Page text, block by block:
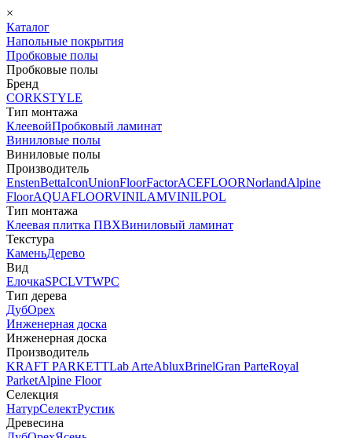
×
Каталог
Напольные покрытия
Пробковые полы
Пробковые полы
Бренд
CORKSTYLE
Тип монтажа
КлеевойПробковый ламинат
Виниловые полы
Виниловые полы
Производитель
EnstenBettaIconUnionFloorFactorACEFLOORNorlandAlpine
FloorAQUAFLOORVINILAMVINILPOL
Тип монтажа
Клеевая плитка ПВХВиниловый ламинат
Текстура
КаменьДерево
Вид
ЕлочкаSPCLVTWPC
Тип дерева
ДубОрех
Инженерная доска
Инженерная доска
Производитель
KRAFT PARKETTLab ArteAbluxBrinelGran ParteRoyal
ParketAlpine Floor
Селекция
НатурСелектРустик
Древесина